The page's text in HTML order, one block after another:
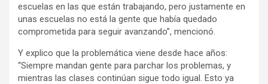
escuelas en las que están trabajando, pero justamente en
unas escuelas no está la gente que había quedado
comprometida para seguir avanzando”, mencionó.
Y explico que la problemática viene desde hace años:
“Siempre mandan gente para parchar los problemas, y
mientras las clases continúan sigue todo igual. Esto ya